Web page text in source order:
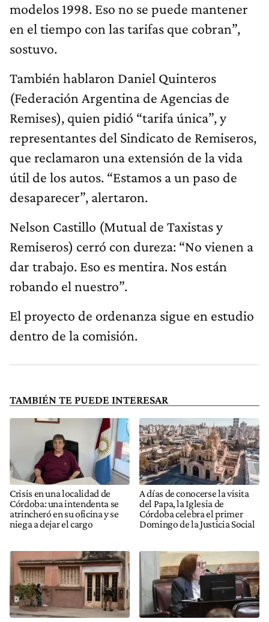
modelos 1998. Eso no se puede mantener
en el tiempo con las tarifas que cobran”,
sostuvo.
También hablaron Daniel Quinteros
(Federación Argentina de Agencias de
Remises), quien pidió “tarifa única”, y
representantes del Sindicato de Remiseros,
que reclamaron una extensión de la vida
útil de los autos. “Estamos a un paso de
desaparecer”, alertaron.
Nelson Castillo (Mutual de Taxistas y
Remiseros) cerró con dureza: “No vienen a
dar trabajo. Eso es mentira. Nos están
robando el nuestro”.
El proyecto de ordenanza sigue en estudio
dentro de la comisión.
TAMBIÉN TE PUEDE INTERESAR
Crisis en una localidad de
Córdoba: una intendenta se
atrincheró en su oficina y se
niega a dejar el cargo
A días de conocerse la visita
del Papa, la Iglesia de
Córdoba celebra el primer
Domingo de la Justicia Social